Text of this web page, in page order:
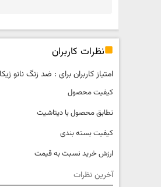
نظرات کاربران
امتیاز کاربران برای : ضد زنگ نانو
کیفیت محصول
تطابق محصول با دیتاشیت
کیفیت بسته بندی
ارزش خرید نسبت به قیمت
آخرین نظرات